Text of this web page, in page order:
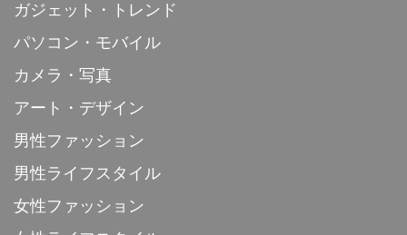
ガジェット・トレンド
パソコン・モバイル
カメラ・写真
アート・デザイン
男性ファッション
男性ライフスタイル
女性ファッション